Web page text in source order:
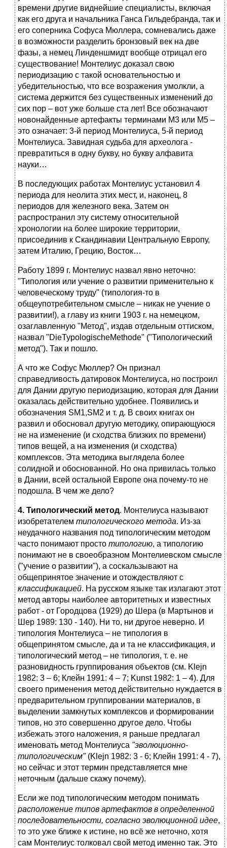
времени другие виднейшие специалисты, включая
как его друга и начальника Ганса Гильдебранда, так и
его соперника Софуса Мюллера, сомневались даже
в возможности разделить бронзовый век на две
фазы, а немец Линденшмидт вообще отрицал его
существование! Монтелиус доказал свою
периодизацию с такой основательностью и
убедительностью, что все возражения умолкли, а
система держится без существенных изменений до
сих пор – вот уже больше ста лет! Все обозначают
новонайденные артефакты терминами М3 или М5 –
это означает: 3-й период Монтелиуса, 5-й период
Монтелиуса. Завидная судьба для археолога -
превратиться в одну букву, но букву алфавита
науки…
В последующих работах Монтелиус установил 4
периода для неолита этих мест, и, наконец, 8
периодов для железного века. Затем он
распространил эту систему относительной
хронологии на более широкие территории,
присоединив к Скандинавии Центральную Европу,
затем Италию, Грецию, Восток…
Работу 1899 г. Монтелиус назвал явно неточно:
"Типология или учение о развитии применительно к
человеческому труду" (типология-то в
общеупотребительном смысле – никак не учение о
развитии!), а главу из книги 1903 г. на немецком,
озаглавленную "Метод", издав отдельным оттиском,
назвал "DieTypologischeMethode" ("Типологический
метод"). Так и пошло.
А что же Софус Мюллер? Он признал
справедливость датировок Монтелиуса, но построил
для Дании другую периодизацию, которая для Дании
оказалась действительно удобнее. Появились и
обозначения SM1,SM2 и т. д. В своих книгах он
развил и обосновал другую методику, опирающуюся
не на изменение (и сходства близких по времени)
типов вещей, а на изменения (и сходства)
комплексов. Эта методика выглядела более
солидной и обоснованной. Но она привилась только
в Дании, всей остальной Европе она почему-то не
подошла. В чем же дело?
4. Типологический метод. Монтелиуса называют
изобретателем типологического метода. Из-за
неудачного названия под типологическим методом
часто понимают просто типологию, а типологию
понимают не в своеобразном Монтелиевском смысле
("учение о развитии"), а соскальзывают на
общепринятое значение и отождествляют с
классификацией. На русском языке так излагают этот
метод авторы наиболее авторитетных и известных
работ - от Городцова (1929) до Шера (в Мартынов и
Шер 1989: 130 - 140). Ни то, ни другое неверно. И
типология Монтелиуса – не типология в
общепринятом смысле, да и та не классификация, и
типологический метод – не типология, т. е. не
разновидность группирования объектов (см. Klejn
1982: 3 – 6; Клейн 1991: 4 – 7; Kunst 1982: 1 – 4). Для
своего применения метод действительно нуждается в
предварительном группировании материалов, в
выделении замкнутых комплексов и формировании
типов, но это совершенно другое дело. Чтобы
избежать этого наложения, я раньше предлагал
именовать метод Монтелиуса "эволюционно-
типологическим"(Klejn 1982: 3 - 6; Клейн 1991: 4 - 7),
но сейчас и этот термин представляется мне
неточным (дальше скажу почему).
Если же под типологическим методом понимать
расположение типов артефактов в определенной
последовательности, согласно эволюционной идее,
то это уже ближе к истине, но всё же неточно, хотя
сам Монтелиус толковал свой метод именно так. Это